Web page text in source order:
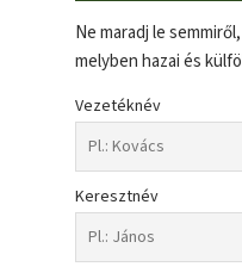
Ne maradj le
melyben hazai és
Vezetéknév
Keresztnév